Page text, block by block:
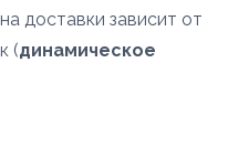
доставки зависит от
(динамическое